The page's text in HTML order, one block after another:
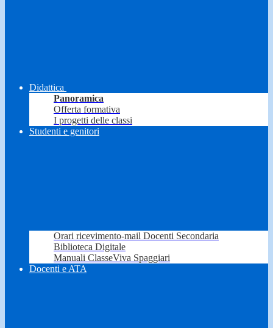
Didattica
Panoramica
Offerta formativa
I progetti delle classi
Studenti e genitori
Orari ricevimento-mail Docenti Secondaria
Biblioteca Digitale
Manuali ClasseViva Spaggiari
Docenti e ATA